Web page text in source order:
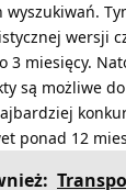
wyszukiwań.
wersji
3 miesięcy.
są możliwe
ponad 12